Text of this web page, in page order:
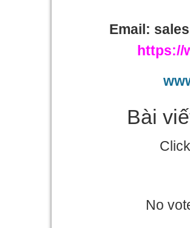
Email:
https://
Bài
No